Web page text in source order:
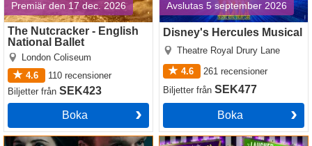
Premiär den 17 dec. 2026
The Nutcracker - English
National Ballet
London Coliseum
4.6
110 recensioner
Biljetter från SEK423
Boka
Avslutas 5 september 2026
Disney's Hercules Musical
Theatre Royal Drury Lane
4.6
261 recensioner
BiljetterfrånSEK477
Boka
The Oresteia Beetlejuice The Musical